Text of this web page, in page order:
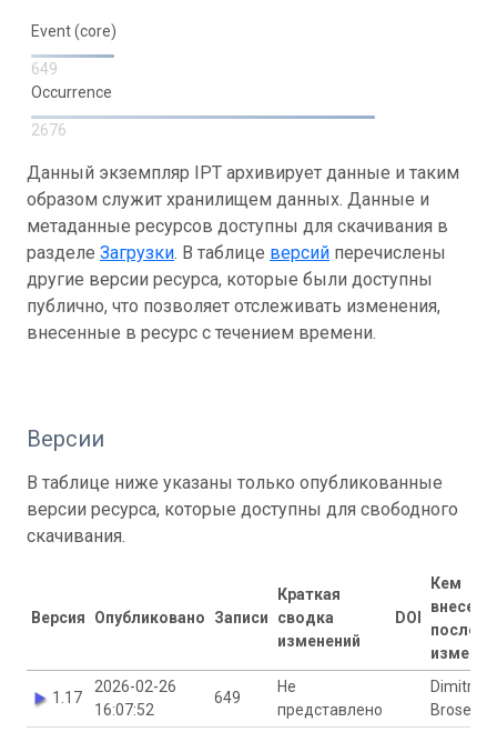
Event (core)
649
Occurrence
2676
Данный экземпляр IPT архивирует данные и таким
образом служит хранилищем данных. Данные и
метаданные ресурсов доступны для скачивания в
разделе Загрузки. В таблице версий перечислены
другие версии ресурса, которые были доступны
публично, что позволяет отслеживать изменения,
внесенные в ресурс с течением времени.
Версии
В таблице ниже указаны только опубликованные
версии ресурса, которые доступны для свободного
скачивания.
Версия Опубликовано Записи
Краткая
сводка
изменений
DOI
Кем
внесены
1.17
2026-02-26
16:07:52
649
Не
представлено
Dimitri
Brosens